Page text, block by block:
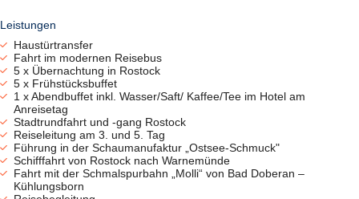
Leistungen
Haustürtransfer
Fahrt im modernen Reisebus
5 x Übernachtung in Rostock
5 x Frühstücksbuffet
1 x Abendbuffet inkl. Wasser/Saft/ Kaffee/Tee im Hotel am
Anreisetag
Stadtrundfahrt und -gang Rostock
Reiseleitung am 3. und 5. Tag
Führung in der Schaumanufaktur „Ostsee-Schmuck"
Schifffahrt von Rostock nach Warnemünde
Fahrt mit der Schmalspurbahn „Molli“ von Bad Doberan –
Kühlungsborn